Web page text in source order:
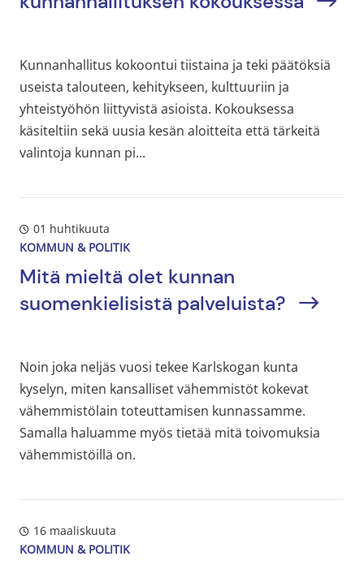
Kunnanhallitus kokoontui tiistaina ja teki päätöksiä
useista talouteen, kehitykseen, kulttuuriin ja
yhteistyöhön liittyvistä asioista. Kokouksessa
käsiteltiin sekä uusia kesän aloitteita että tärkeitä
valintoja kunnan pi...
01 huhtikuuta
KOMMUN & POLITIK
Mitä mieltä olet kunnan
suomenkielisistä palveluista?
Noin joka neljäs vuosi tekee Karlskogan kunta
kyselyn, miten kansalliset vähemmistöt kokevat
vähemmistölain toteuttamisen kunnassamme.
Samalla haluamme myös tietää mitä toivomuksia
vähemmistöillä on.
16 maaliskuuta
KOMMUN & POLITIK